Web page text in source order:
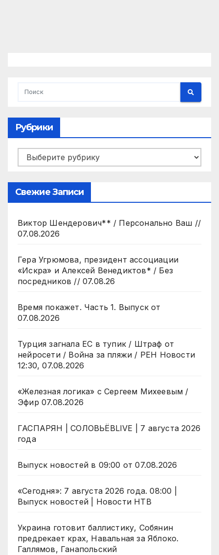
Рубрики
Рубрики
Свежие Записи
Виктор Шендерович** / Персонально Ваш //
07.08.2026
Гера Угрюмова, президент ассоциации
«Искра» и Алексей Венедиктов* / Без
посредников // 07.08.26
Время покажет. Часть 1. Выпуск от
07.08.2026
Турция загнала ЕС в тупик / Штраф от
нейросети / Война за пляжи / РЕН Новости
12:30, 07.08.2026
«Железная логика» с Сергеем Михеевым /
Эфир 07.08.2026
ГАСПАРЯН | СОЛОВЬЁВLIVE | 7 августа 2026
года
Выпуск новостей в 09:00 от 07.08.2026
«Сегодня»: 7 августа 2026 года. 08:00 |
Выпуск новостей | Новости НТВ
Украина готовит баллистику, Собянин
предрекает крах, Навальная за Яблоко.
Галлямов, Ганапольский